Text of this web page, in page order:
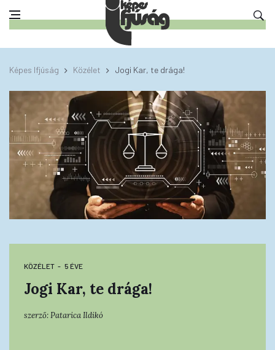
Képes Ifjúság Közélet Jogi Kar, te drága!
KÖZÉLET 5 ÉVE
Jogi Kar, te drága!
szerző:Patarica Ildikó